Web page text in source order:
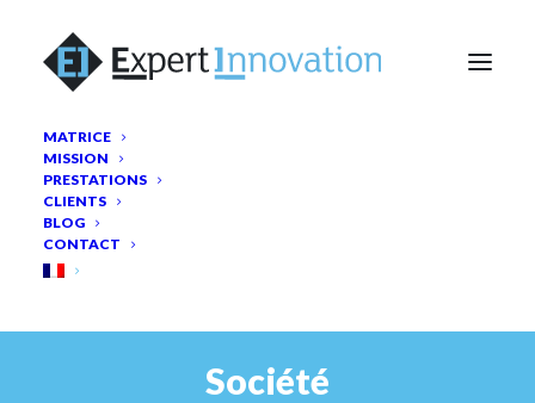
MATRICE
MISSION
PRESTATIONS
CLIENTS
BLOG
CONTACT
Société